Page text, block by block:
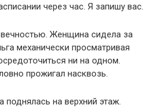
через час. Я запишу вас.
вечностью. Женщина сидела за
механически просматривая
ни на одном.
прожигал насквозь.
поднялась на верхний этаж.